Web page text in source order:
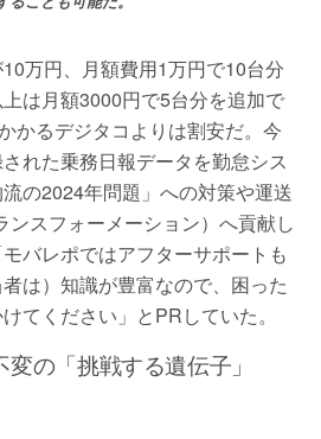
万円、月額費用1万円で10台分
は月額3000円で5台分を追加で
かるデジタコよりは割安だ。今
れた乗務日報データを勤怠シス
の2024年問題」への対策や運送
ンスフォーメーション）へ貢献し
バレポではアフターサポートも
は）知識が豊富なので、困った
てください」とPRしていた。
の「挑戦する遺伝子」